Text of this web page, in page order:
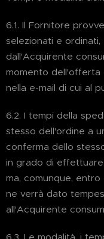
6.1. Il Fornitore
selezionati e
dall'Acquirente
momento dell'offerta
nella e-mail di cui al
6.2. I tempi della
stesso dell'ordine a
conferma dello
in grado di
ma, comunque,
ne verrà dato
all'Acquirente